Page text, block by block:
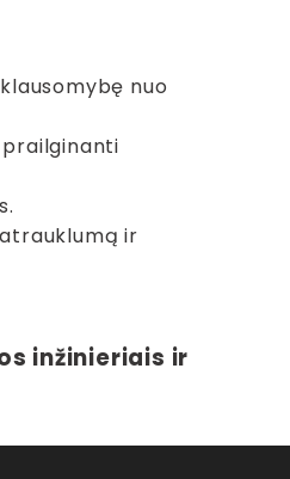
nuo
prailginanti
ir
inžinieriais ir